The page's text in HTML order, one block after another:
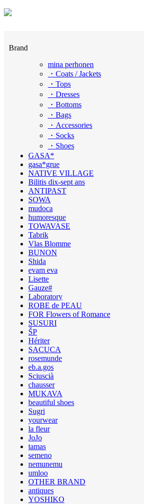
Brand
mina perhonen
・Coats / Jackets
・Tops
・Dresses
・Bottoms
・Bags
・Accessories
・Socks
・Shoes
GASA*
gasa*grue
NATIVE VILLAGE
Bilitis dix-sept ans
ANTIPAST
SOWA
mudoca
humoresque
TOWAVASE
Tabrik
Vlas Blomme
BUNON
Shida
evam eva
Lisette
Gauze#
Laboratory
ROBE de PEAU
FOR Flowers of Romance
SUSURI
ŠP
Hériter
SACUCA
rosemunde
eb.a.gos
Sciuscià
chausser
MUKAVA
beautiful shoes
Sugri
yourwear
la fleur
JoJo
tamas
semeno
nemunemu
umloo
OTHER BRAND
antiques
YOSHIKO